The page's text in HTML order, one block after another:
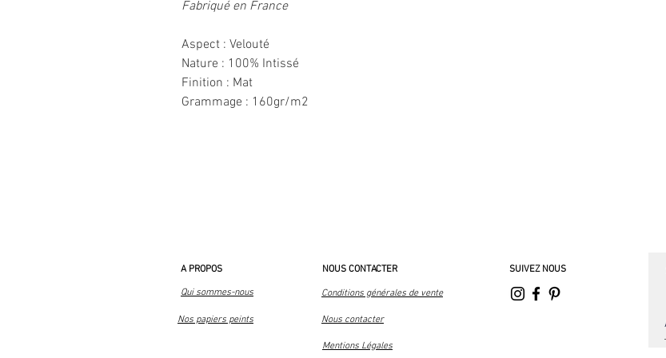
Fabriqué en France
Aspect : Velouté
Nature : 100% Intissé
Finition : Mat
Grammage : 160gr/m2
A PROPOS
Qui sommes-nous
Nos papiers peints
NOUS CONTACTER
Conditions générales de vente
Nous contacter
SUIVEZ NOUS
Mentions Légales